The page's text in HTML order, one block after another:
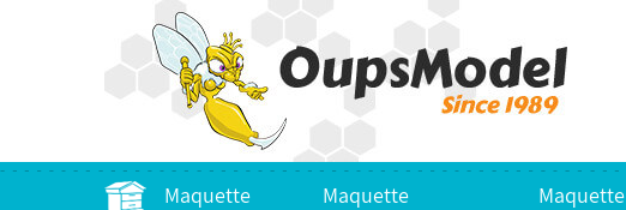
Maquette Maquette Maquette